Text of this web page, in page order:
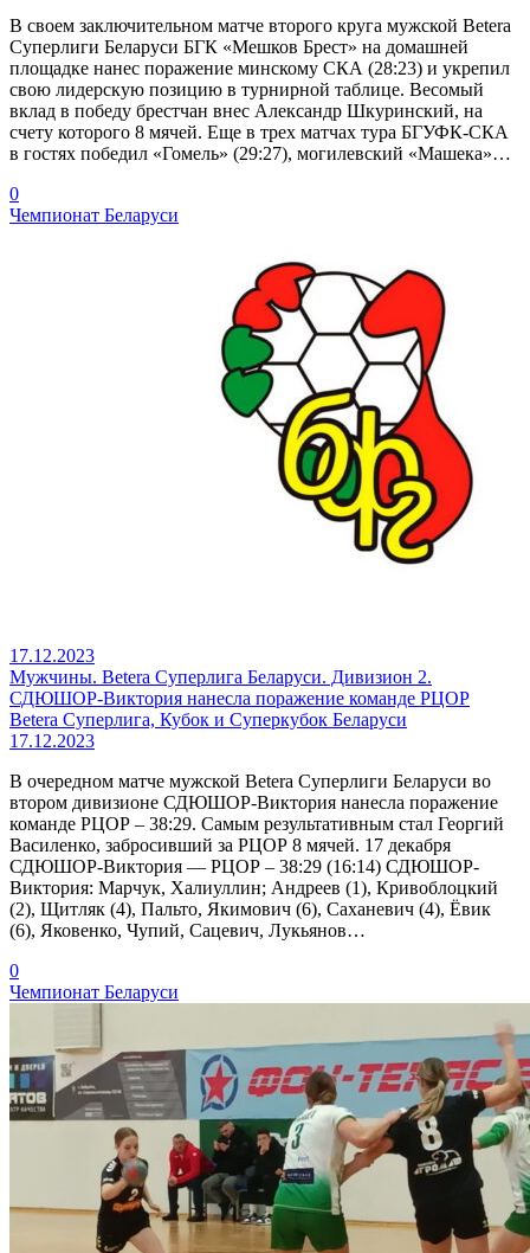
В своем заключительном матче второго круга мужской Betera
Суперлиги Беларуси БГК «Мешков Брест» на домашней
площадке нанес поражение минскому СКА (28:23) и укрепил
свою лидерскую позицию в турнирной таблице. Весомый
вклад в победу брестчан внес Александр Шкуринский, на
счету которого 8 мячей. Еще в трех матчах тура БГУФК-СКА
в гостях победил «Гомель» (29:27), могилевский «Машека»…
0
Чемпионат Беларуси
17.12.2023
Мужчины. Betera Суперлига Беларуси. Дивизион 2.
СДЮШОР-Виктория нанесла поражение команде РЦОР
Betera Суперлига, Кубок и Суперкубок Беларуси
17.12.2023
В очередном матче мужской Betera Суперлиги Беларуси во
втором дивизионе СДЮШОР-Виктория нанесла поражение
команде РЦОР – 38:29. Самым результативным стал Георгий
Василенко, забросивший за РЦОР 8 мячей. 17 декабря
СДЮШОР-Виктория — РЦОР – 38:29 (16:14) СДЮШОР-
Виктория: Марчук, Халиуллин; Андреев (1), Кривоблоцкий
(2), Щитляк (4), Пальто, Якимович (6), Саханевич (4), Ёвик
(6), Яковенко, Чупий, Сацевич, Лукьянов…
0
Чемпионат Беларуси